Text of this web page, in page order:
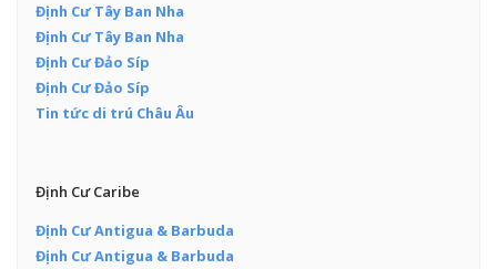
Định Cư Tây Ban Nha
Định Cư Tây Ban Nha
Định Cư Đảo Síp
Định Cư Đảo Síp
Tin tức di trú Châu Âu
Định Cư Caribe
Định Cư Antigua & Barbuda
Định Cư Antigua & Barbuda